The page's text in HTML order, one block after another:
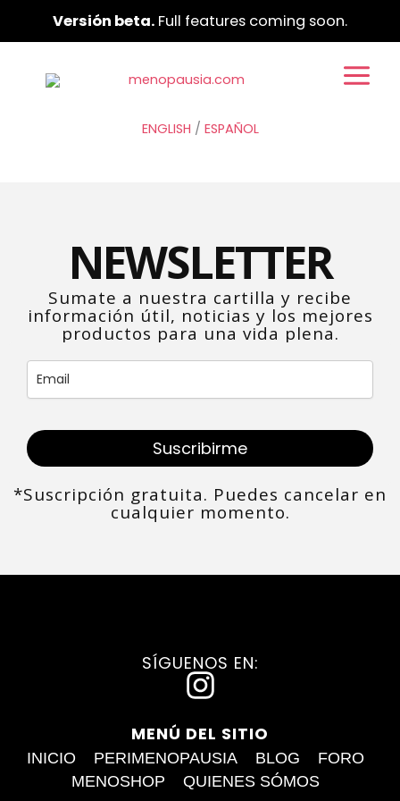
Versión beta. Full features coming soon.
ENGLISH / ESPAÑOL
NEWSLETTER
Sumate a nuestra cartilla y recibe
información útil, noticias y los mejores
productos para una vida plena.
Suscribirme
*Suscripción gratuita. Puedes cancelar en
cualquier momento.
SÍGUENOS EN:
I
n
s
t
MENÚ DEL SITIO
INICIO PERIMENOPAUSIA BLOG
FORO
MENOSHOP
QUIENES SÓMOS